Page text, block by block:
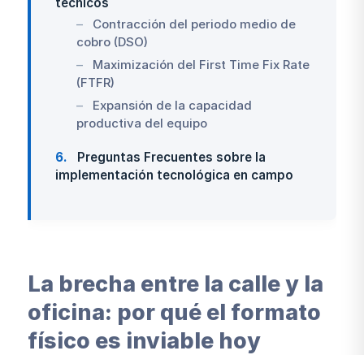
Contracción del periodo medio de
cobro (DSO)
Maximización del First Time Fix Rate
(FTFR)
Expansión de la capacidad
productiva del equipo
6
Preguntas Frecuentes sobre la
implementación tecnológica en campo
La brecha entre la calle y la
oficina: por qué el formato
físico es inviable hoy